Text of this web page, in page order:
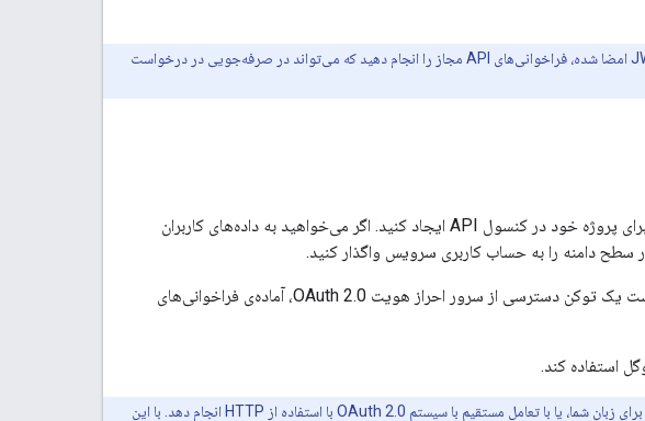
با برخی از APIهای گوگل، می‌توانید به جای استفاده از OAuth 2.0، با استفاده از یک JWT امضا شده، فراخوانی‌های API مجاز را انجام دهید که می‌تواند در صرفه‌جویی در درخواست
برای پشتیبانی از تعاملات سرور به سرور، ابتدا یک حساب کاربری سرویس برای پروژه خود در کنسول API ایجاد کنید. اگر می‌خواهید به داده‌های کاربران
سپس، برنامه شما با استفاده از اعتبارنامه‌های حساب سرویس، برای درخواست یک توکن دسترسی از سرور احراز هویت OAuth 2.0، آماده‌ی فراخوانی‌های
برنامه شما می‌تواند این وظایف را یا با استفاده از کتابخانه کلاینت APIهای گوگل برای زبان شما، یا با تعامل مستقیم با سیستم OAuth 2.0 با استفاده از HTTP انجام دهد. با این